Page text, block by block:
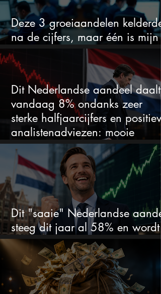
Deze 3 groeiaandelen
na de cijfers, maar één is mijn
duidelijke favoriet
Dit Nederlandse aandeel daalt
vandaag 8% ondanks zeer
sterke halfjaarcijfers en positieve
analistenadviezen: mooie
koopkans?
Dit "saaie" Nederlandse
steeg dit jaar al 58% en wordt
volgens analisten onderschat